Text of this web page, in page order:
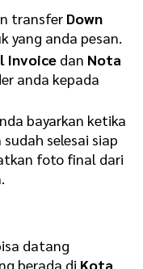
transfer Down
yang anda pesan.
Invoice dan Nota
anda kepada
bayarkan ketika
selesai siap
foto final dari
datang
berada di Kota